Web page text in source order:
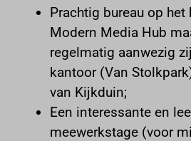
Prachtig bureau op het
Modern Media Hub
regelmatig aanwezig
kantoor (Van
van Kijkduin;
Een interessante en
meewerkstage (voor
app.vikingbookings.com
apps.rokt.com
boekingssysteem.kiteboardschool.nl
core.service.elfsight.com
firebaseinstallations.googleapis.com
firebaseremoteconfig.googleapis.com
form.jotformeu.com